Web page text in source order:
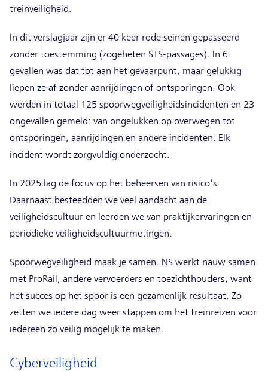
treinveiligheid.
In dit verslagjaar zijn er 40 keer rode seinen gepasseerd
zonder toestemming (zogeheten STS-passages). In 6
gevallen was dat tot aan het gevaarpunt, maar gelukkig
liepen ze af zonder aanrijdingen of ontsporingen. Ook
werden in totaal 125 spoorwegveiligheidsincidenten en 23
ongevallen gemeld: van ongelukken op overwegen tot
ontsporingen, aanrijdingen en andere incidenten. Elk
incident wordt zorgvuldig onderzocht.
In 2025 lag de focus op het beheersen van risico's.
Daarnaast besteedden we veel aandacht aan de
veiligheidscultuur en leerden we van praktijkervaringen en
periodieke veiligheidscultuurmetingen.
Spoorwegveiligheid maak je samen. NS werkt nauw samen
met ProRail, andere vervoerders en toezichthouders, want
het succes op het spoor is een gezamenlijk resultaat. Zo
zetten we iedere dag weer stappen om het treinreizen voor
iedereen zo veilig mogelijk te maken.
Cyberveiligheid